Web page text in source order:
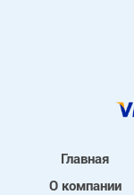
Главная
О компании